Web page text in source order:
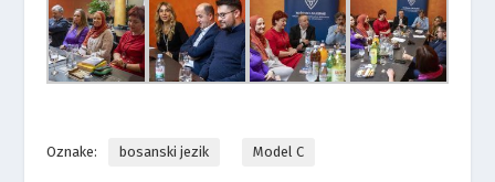
Oznake: bosanski jezik Model C